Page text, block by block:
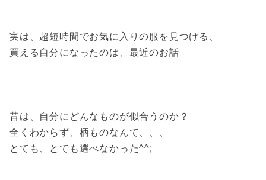
実は、超短時間でお気に入りの服を見つける、
買える自分になったのは、最近のお話
昔は、自分にどんなものが似合うのか？
全くわからず、柄ものなんて、、、
とても、とても選べなかった^^;